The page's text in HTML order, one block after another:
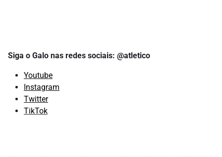
Siga o Galo nas redes sociais: @atletico
Youtube
Instagram
Twitter
TikTok